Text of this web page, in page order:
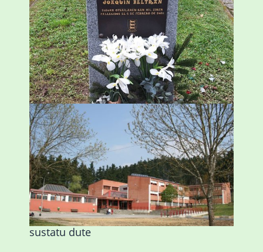
«Azkenengo 40 urteetan Zaldibar jo zuen
ingurumen-hondamendirik larriena»
ESKUALDEA,ZALDIBAR/2024-02-06
Amorebietak eta Eusko Jaurlaritzak
Urritxen institutu berri bat eraikitzea
sustatu dute